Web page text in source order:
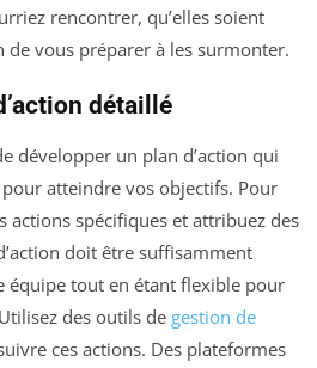
rencontrer, qu’elles soient
de vous préparer à les surmonter.
détaillé
développer un plan d’action qui
atteindre vos objectifs. Pour
actions spécifiques et attribuez des
doit être suffisamment
équipe tout en étant flexible pour
des outils de gestion de
ces actions. Des plateformes